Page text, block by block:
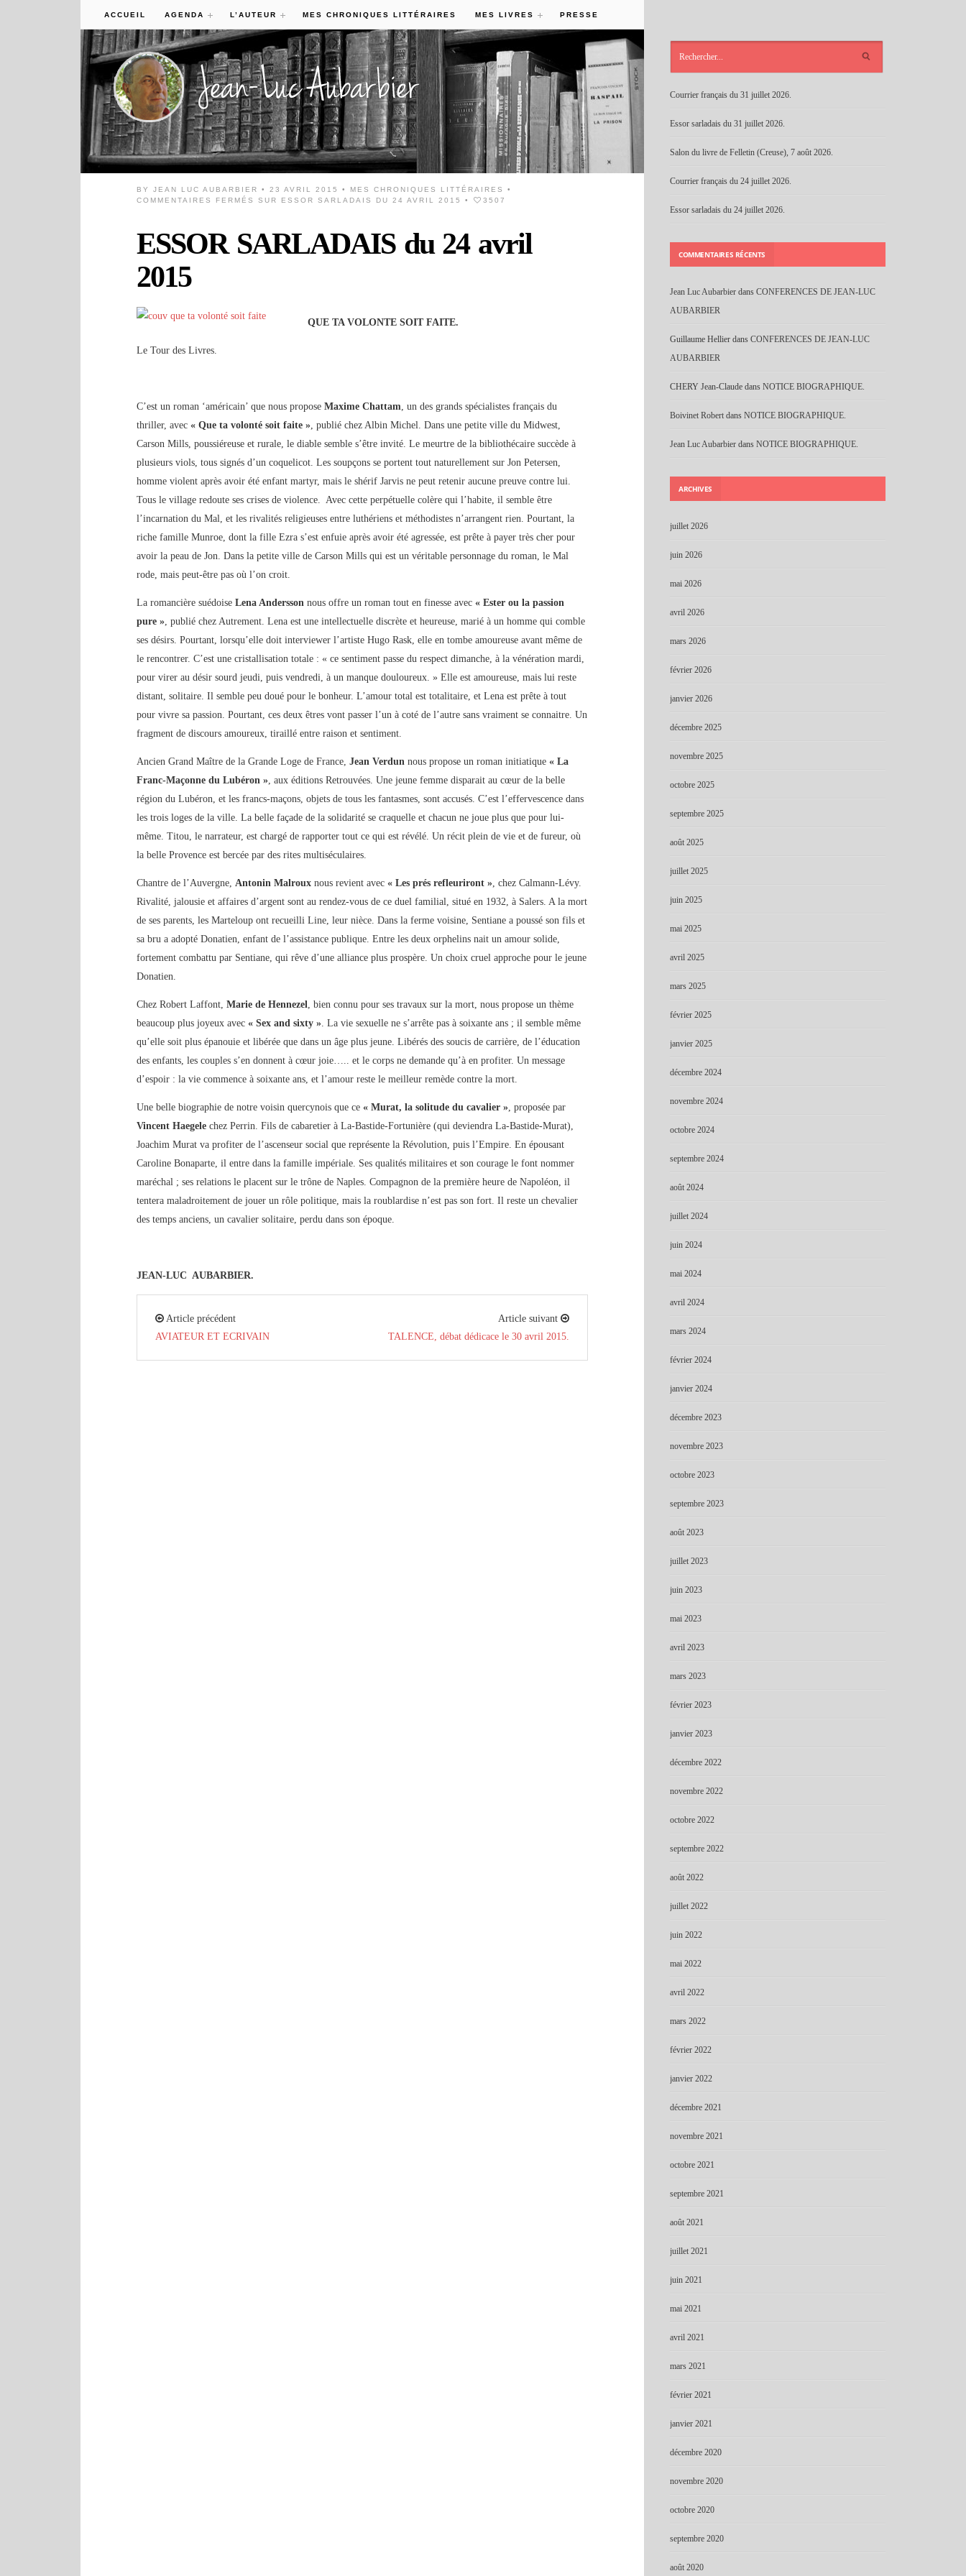
ACCUEIL AGENDA L’AUTEUR MES CHRONIQUES LITTÉRAIRES MES LIVRES PRESSE
BYJEAN LUC AUBARBIER • 23 AVRIL 2015 • MES CHRONIQUES LITTÉRAIRES
•
COMMENTAIRES FERMÉS
SUR ESSOR SARLADAIS DU 24 AVRIL 2015 • 3507
ESSOR SARLADAIS du 24 avril
2015
QUE TA VOLONTE SOIT FAITE.
Le Tour des Livres.
C’est un roman ‘américain’ que nous proposeMaxime Chattam, un des grands spécialistes français du
thriller, avec« Que ta volonté soit faite », publié chez Albin Michel. Dans une petite ville du Midwest,
Carson Mills, poussiéreuse et rurale, le diable semble s’être invité. Le meurtre de la bibliothécaire succède à
plusieurs viols, tous signés d’un coquelicot. Les soupçons se portent tout naturellement sur Jon Petersen,
homme violent après avoir été enfant martyr, mais le shérif Jarvis ne peut retenir aucune preuve contre lui.
Tous le village redoute ses crises de violence. Avec cette perpétuelle colère qui l’habite, il semble être
l’incarnation du Mal, et les rivalités religieuses entre luthériens et méthodistes n’arrangent rien. Pourtant, la
riche famille Munroe, dont la fille Ezra s’est enfuie après avoir été agressée, est prête à payer très cher pour
avoir la peau de Jon. Dans la petite ville de Carson Mills qui est un véritable personnage du roman, le Mal
rode, mais peut-être pas où l’on croit.
La romancière suédoiseLena Andersson nous offre un roman tout en finesse avec« Ester ou la passion
pure », publié chez Autrement. Lena est une intellectuelle discrète et heureuse, marié à un homme qui comble
ses désirs. Pourtant, lorsqu’elle doit interviewer l’artiste Hugo Rask, elle en tombe amoureuse avant même de
le rencontrer. C’est une cristallisation totale : « ce sentiment passe du respect dimanche, à la vénération mardi,
pour virer au désir sourd jeudi, puis vendredi, à un manque douloureux. » Elle est amoureuse, mais lui reste
distant, solitaire. Il semble peu doué pour le bonheur. L’amour total est totalitaire, et Lena est prête à tout
pour vivre sa passion. Pourtant, ces deux êtres vont passer l’un à coté de l’autre sans vraiment se connaitre. Un
fragment de discours amoureux, tiraillé entre raison et sentiment.
Ancien Grand Maître de la Grande Loge de France,Jean Verdun nous propose un roman initiatique« La
Franc-Maçonne du Lubéron », aux éditions Retrouvées. Une jeune femme disparait au cœur de la belle
région du Lubéron, et les francs-maçons, objets de tous les fantasmes, sont accusés. C’est l’effervescence dans
les trois loges de la ville. La belle façade de la solidarité se craquelle et chacun ne joue plus que pour lui-
même. Titou, le narrateur, est chargé de rapporter tout ce qui est révélé. Un récit plein de vie et de fureur, où
la belle Provence est bercée par des rites multiséculaires.
Chantre de l’Auvergne,Antonin Malrouxnous revient avec« Les prés refleuriront », chez Calmann-Lévy.
Rivalité, jalousie et affaires d’argent sont au rendez-vous de ce duel familial, situé en 1932, à Salers. A la mort
de ses parents, les Marteloup ont recueilli Line, leur nièce. Dans la ferme voisine, Sentiane a poussé son fils et
sa bru a adopté Donatien, enfant de l’assistance publique. Entre les deux orphelins nait un amour solide,
fortement combattu par Sentiane, qui rêve d’une alliance plus prospère. Un choix cruel approche pour le jeune
Donatien.
Chez Robert Laffont,Marie de Hennezel, bien connu pour ses travaux sur la mort, nous propose un thème
beaucoup plus joyeux avec« Sex and sixty ». La vie sexuelle ne s’arrête pas à soixante ans ; il semble même
qu’elle soit plus épanouie et libérée que dans un âge plus jeune. Libérés des soucis de carrière, de l’éducation
des enfants, les couples s’en donnent à cœur joie….. et le corps ne demande qu’à en profiter. Un message
d’espoir : la vie commence à soixante ans, et l’amour reste le meilleur remède contre la mort.
Une belle biographie de notre voisin quercynois que ce« Murat, la solitude du cavalier », proposée par
Vincent Haegele chez Perrin. Fils de cabaretier à La-Bastide-Fortunière (qui deviendra La-Bastide-Murat),
Joachim Murat va profiter de l’ascenseur social que représente la Révolution, puis l’Empire. En épousant
Caroline Bonaparte, il entre dans la famille impériale. Ses qualités militaires et son courage le font nommer
maréchal ; ses relations le placent sur le trône de Naples. Compagnon de la première heure de Napoléon, il
tentera maladroitement de jouer un rôle politique, mais la roublardise n’est pas son fort. Il reste un chevalier
des temps anciens, un cavalier solitaire, perdu dans son époque.
JEAN-LUC AUBARBIER.
Article précédent
AVIATEUR ET ECRIVAIN
Article suivant
TALENCE, débat dédicace le 30 avril 2015.
Courrier français du 31 juillet 2026.
Essor sarladais du 31 juillet 2026.
Salon du livre de Felletin (Creuse), 7 août 2026.
Courrier français du 24 juillet 2026.
Essor sarladais du 24 juillet 2026.
COMMENTAIRES RÉCENTS
Jean Luc Aubarbier dans CONFERENCES DE JEAN-LUC
AUBARBIER
Guillaume Hellier dans CONFERENCES DE JEAN-LUC
AUBARBIER
CHERY Jean-Claude dans NOTICE BIOGRAPHIQUE.
Boivinet Robert dans NOTICE BIOGRAPHIQUE.
Jean Luc Aubarbier dans NOTICE BIOGRAPHIQUE.
ARCHIVES
juillet 2026
juin 2026
mai 2026
avril 2026
mars 2026
février 2026
janvier 2026
décembre 2025
novembre 2025
octobre 2025
septembre 2025
août 2025
juillet 2025
juin 2025
mai 2025
avril 2025
mars 2025
février 2025
janvier 2025
décembre 2024
novembre 2024
octobre 2024
septembre 2024
août 2024
juillet 2024
juin 2024
mai 2024
avril 2024
mars 2024
février 2024
janvier 2024
décembre 2023
novembre 2023
octobre 2023
septembre 2023
août 2023
juillet 2023
juin 2023
mai 2023
avril 2023
mars 2023
février 2023
janvier 2023
décembre 2022
novembre 2022
octobre 2022
septembre 2022
août 2022
juillet 2022
juin 2022
mai 2022
avril 2022
mars 2022
février 2022
janvier 2022
décembre 2021
novembre 2021
octobre 2021
septembre 2021
août 2021
juillet 2021
juin 2021
mai 2021
avril 2021
mars 2021
février 2021
janvier 2021
décembre 2020
novembre 2020
octobre 2020
septembre 2020
août 2020